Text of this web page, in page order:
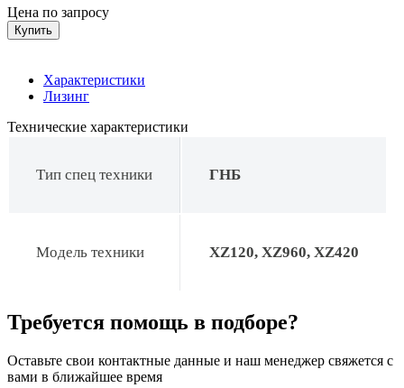
Цена по запросу
Купить
Характеристики
Лизинг
Технические характеристики
Тип спец техники ГНБ
Модель техники XZ120, XZ960, XZ420
Требуется помощь в подборе?
Оставьте свои контактные данные и наш менеджер свяжется с
вами в ближайшее время